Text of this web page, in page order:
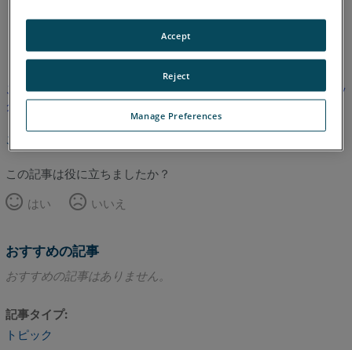
この記事は翻訳されていません。英語版を見るにはここをクリッ
クしてください。
このページのトップへ
この記事は役に立ちましたか？
はい
いいえ
おすすめの記事
おすすめの記事はありません。
記事タイプ
トピック
Manage Preferences
Reject
Accept